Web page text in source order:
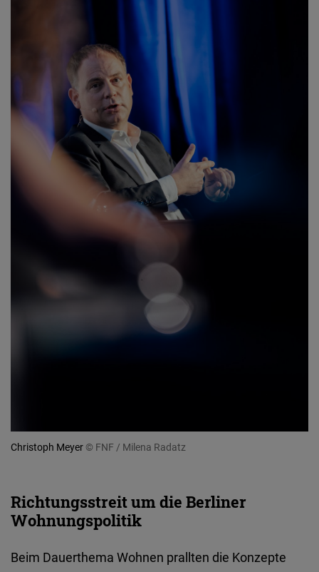
Christoph Meyer © FNF / Milena Radatz
Richtungsstreit um die Berliner
Wohnungspolitik
Beim Dauerthema Wohnen prallten die Konzepte